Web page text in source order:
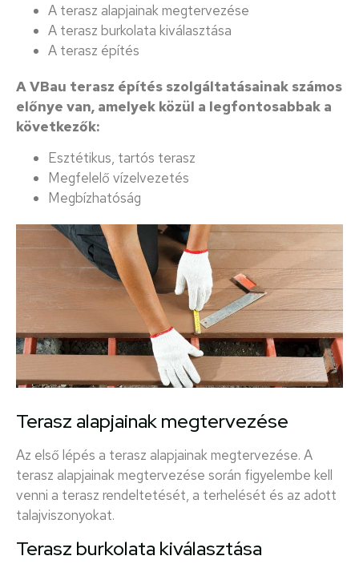
A terasz alapjainak megtervezése
A terasz burkolata kiválasztása
A terasz építés
A VBau terasz építés szolgáltatásainak számos
előnye van, amelyek közül a legfontosabbak a
következők:
Esztétikus, tartós terasz
Megfelelő vízelvezetés
Megbízhatóság
Terasz alapjainak megtervezése
Az első lépés a terasz alapjainak megtervezése. A
terasz alapjainak megtervezése során figyelembe kell
venni a terasz rendeltetését, a terhelését és az adott
talajviszonyokat.
Terasz burkolata kiválasztása